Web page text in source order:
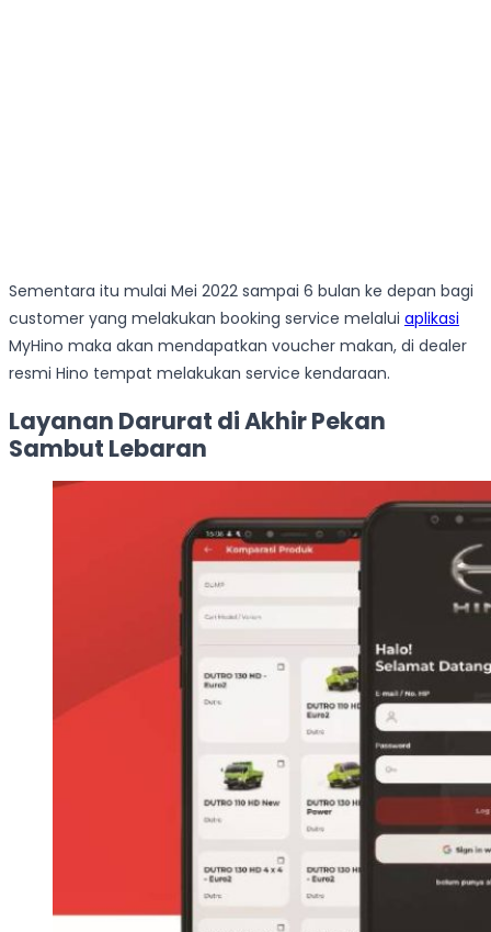
Sementara itu mulai Mei 2022 sampai 6 bulan ke depan bagi
customer yang melakukan booking service melalui aplikasi
MyHino maka akan mendapatkan voucher makan, di dealer
resmi Hino tempat melakukan service kendaraan.
Layanan Darurat di Akhir Pekan
Sambut Lebaran